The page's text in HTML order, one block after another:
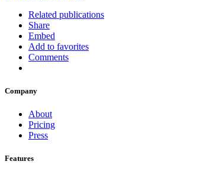
Related publications
Share
Embed
Add to favorites
Comments
Company
About
Pricing
Press
Features